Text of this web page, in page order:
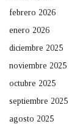
febrero 2026
enero 2026
diciembre 2025
noviembre 2025
octubre 2025
septiembre 2025
agosto 2025